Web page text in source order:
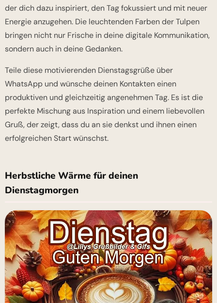
der dich dazu inspiriert, den Tag fokussiert und mit neuer
Energie anzugehen. Die leuchtenden Farben der Tulpen
bringen nicht nur Frische in deine digitale Kommunikation,
sondern auch in deine Gedanken.
Teile diese motivierenden Dienstagsgrüße über
WhatsApp und wünsche deinen Kontakten einen
produktiven und gleichzeitig angenehmen Tag. Es ist die
perfekte Mischung aus Inspiration und einem liebevollen
Gruß, der zeigt, dass du an sie denkst und ihnen einen
erfolgreichen Start wünschst.
Herbstliche Wärme für deinen
Dienstagmorgen